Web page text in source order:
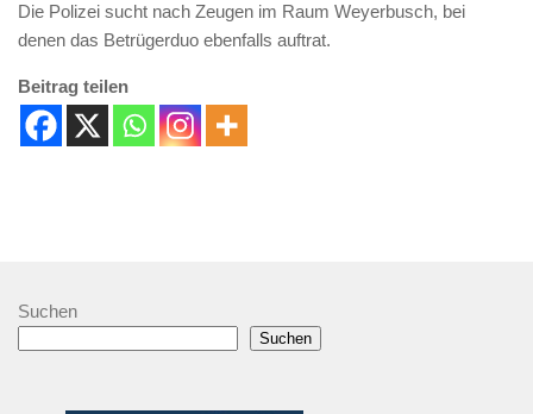
Die Polizei sucht nach Zeugen im Raum Weyerbusch, bei
denen das Betrügerduo ebenfalls auftrat.
Beitrag teilen
Suchen
Suchen